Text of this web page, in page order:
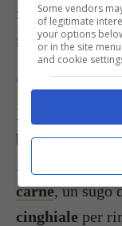
ingredienti di
gusto.
COME
Il
condimento
burro e salvia.
i vostri gnudi,
carne, un sugo
cinghiale per
Some vendors
of legitimate
your options
or in the site
and cookie